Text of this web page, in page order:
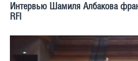
Интервью Шамиля Албакова
RFI